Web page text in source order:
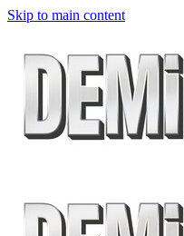
Skip to main content